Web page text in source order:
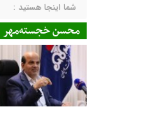
شما اینجا هستید :
محسن خجسته‌مهر
07 شهریور 1402